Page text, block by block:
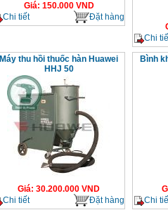
Giá: 150.000VND
Chi tiết
Đặt hàng
Chi
Máy thu hồi thuốc hàn Huawei
HHJ 50
Giá: 30.200.000 VND
Chi tiết
Đặt hàng
Bình
Chi